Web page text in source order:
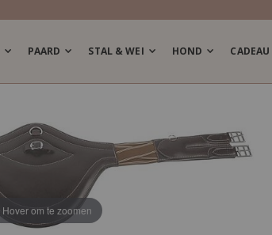
PAARD STAL & WEI HOND CADEAU
Hover om te zoomen